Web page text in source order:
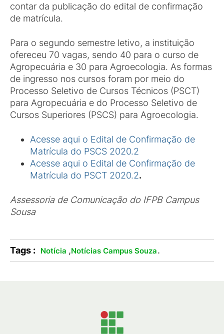
contar da publicação do edital de confirmação
de matrícula.
Para o segundo semestre letivo, a instituição
ofereceu 70 vagas, sendo 40 para o curso de
Agropecuária e 30 para Agroecologia. As formas
de ingresso nos cursos foram por meio do
Processo Seletivo de Cursos Técnicos (PSCT)
para Agropecuária e do Processo Seletivo de
Cursos Superiores (PSCS) para Agroecologia.
Acesse aqui o Edital de Confirmação de
Matrícula do PSCS 2020.2
Acesse aqui o Edital de Confirmação de
Matrícula do PSCT 2020.2.
Assessoria de Comunicação do IFPB Campus
Sousa
Tags : Notícia ,Notícias Campus Souza.